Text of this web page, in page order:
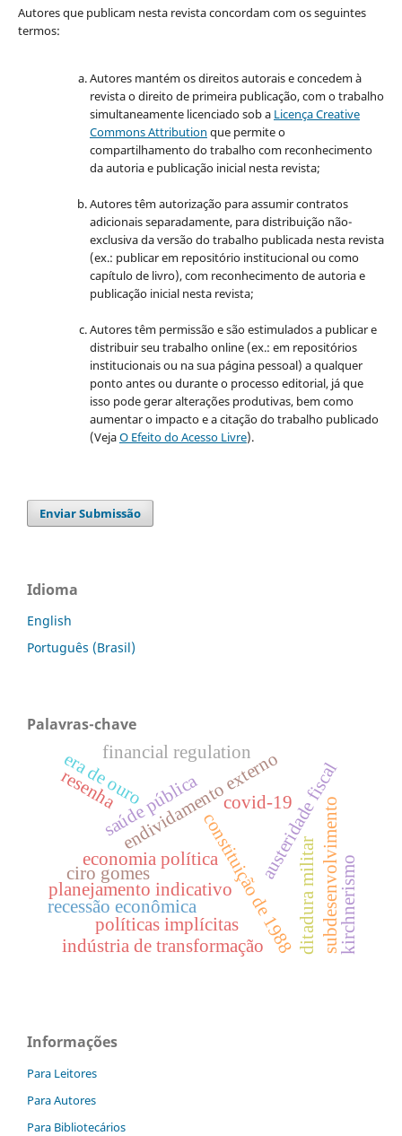
Autores que publicam nesta revista concordam com os seguintes
termos:
Autores mantém os direitos autorais e concedem à
revista o direito de primeira publicação, com o trabalho
simultaneamente licenciado sob a Licença Creative
Commons Attribution que permite o
compartilhamento do trabalho com reconhecimento
da autoria e publicação inicial nesta revista;
Autores têm autorização para assumir contratos
adicionais separadamente, para distribuição não-
exclusiva da versão do trabalho publicada nesta revista
(ex.: publicar em repositório institucional ou como
capítulo de livro), com reconhecimento de autoria e
publicação inicial nesta revista;
Autores têm permissão e são estimulados a publicar e
distribuir seu trabalho online (ex.: em repositórios
institucionais ou na sua página pessoal) a qualquer
ponto antes ou durante o processo editorial, já que
isso pode gerar alterações produtivas, bem como
aumentar o impacto e a citação do trabalho publicado
(VejaO Efeito do Acesso Livre).
Enviar Submissão
Idioma
English
Português (Brasil)
Palavras-chave
constituição de 1988
economia política
planejamento indicativo
endividamento externo
recessão econômica
covid-19
saúde pública austeridade fiscal
era de ourofinancial regulation
políticas implícitas
indústria de transformação ditadura militar
ciro gomes subdesenvolvimentokirchnerismo
resenha
Informações
Para Leitores
Para Autores
Para Bibliotecários